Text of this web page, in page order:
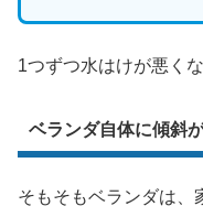
1つずつ水はけが悪く
ベランダ自体に傾斜
そもそもベランダは、